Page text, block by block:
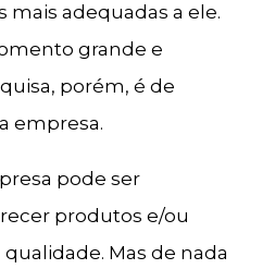
mais adequadas a ele.
grande e
porém, é de
empresa.
pode ser
produtos e/ou
Mas de nada